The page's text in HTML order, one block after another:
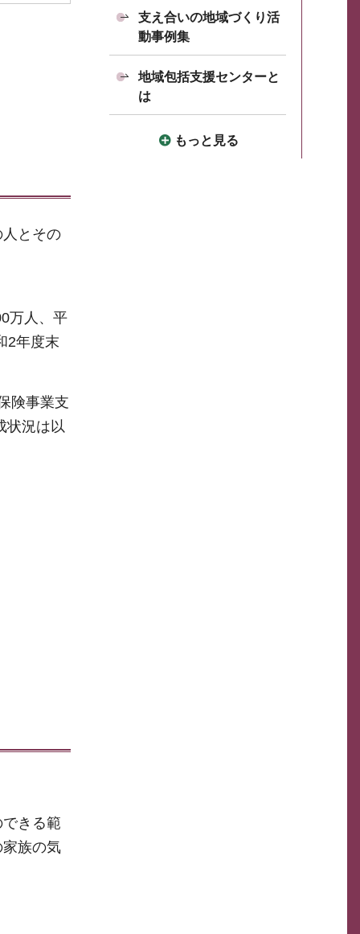
とその
万人、平
2年度末
険事業支
状況は以
きる範
族の気
支え合いの地域づくり活
動事例集
地域包括支援センターと
は
もっと見る